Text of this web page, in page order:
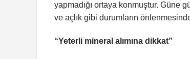
yapmadığı ortaya konmuştur. Güne
ve açlık gibi durumların
“Yeterli mineral alımına dikkat”